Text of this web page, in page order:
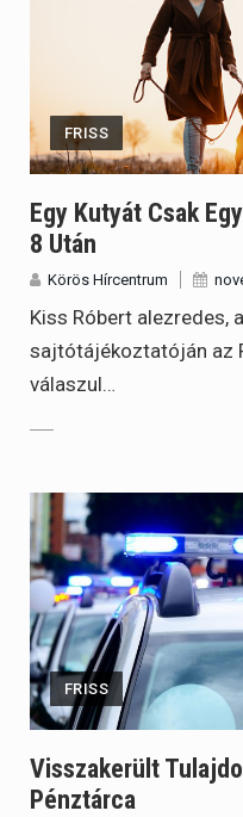
FRISS
Egy Kutyát Csak
8 Után
Körös Hírcentrum
Kiss Róbert alezredes,
sajtótájékoztatóján az
válaszul…
FRISS
Visszakerült
Pénztárca